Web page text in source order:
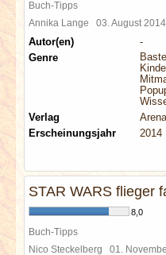
Buch-Tipps
Annika Lange 03. August 2014
Autor(en)
-
Genre
Verlag
Arena
Erscheinungsjahr
2014
STAR WARS flieger
8,0
Buch-Tipps
Nico Steckelberg 01.